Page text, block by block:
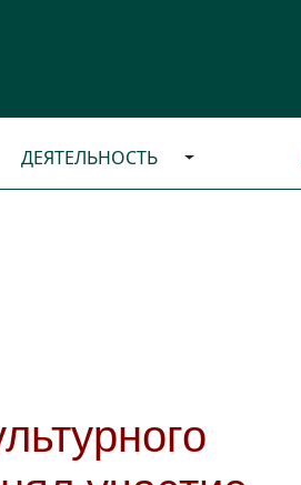
ДЕЯТЕЛЬНОСТЬ